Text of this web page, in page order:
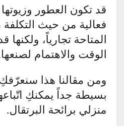
قد تكون العطور
فعالية من حيث
المتاحة تجارياً،
الوقت والاهتمام
ومن مقالنا هذا
بسيطة جداً يمكنكِ
منزلي برائحة البرتقال.